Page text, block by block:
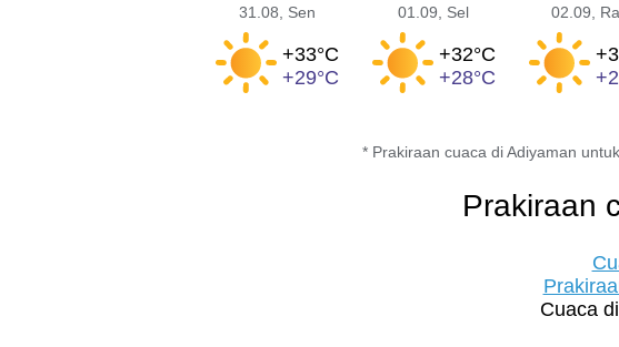
31.08 , Sen
+33°C
+29°C
01.09 , Sel
+32°C
+28°C
02.09 ,
* Prakiraan cuaca di Adiyaman
Prakiraan
Cuaca